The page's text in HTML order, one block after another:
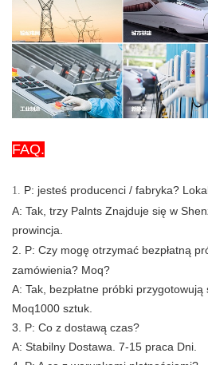
FAQ.
1. P: jesteś producenci / fabryka?
A: Tak, trzy Palnts Znajduje się w
prowincja.
2. P: Czy mogę otrzymać bezpłatną
zamówienia? Moq?
A: Tak, bezpłatne próbki przygotowują
Moq1000 sztuk.
3. P: Co z dostawą czas?
A: Stabilny Dostawa. 7-15 praca Dni.